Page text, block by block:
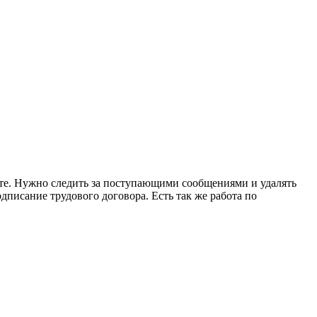
Нужно следить за поступающими сообщениями и удалять
трудового договора. Есть так же работа по